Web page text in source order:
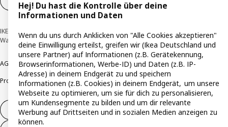
IKEA Deutschland GmbH & Co. KG - Am Wandersmann 2-4, 65719 Hofheim-
Wallau © Inter IKEA Systems B.V. 1999-2026
AGB BarrierefreiheitCookie-RichtlinieDatenschutzerklärung Impressum
ProduktrückrufeResponsible DisclosureVertrauensstelle
Vertrag widerrufen
Hej! Du hast die Kontrolle über deine
Informationen und Daten
Wenn du uns durch Anklicken von "Alle Cookies akzeptieren"
deine Einwilligung erteilst, greifen wir (Ikea Deutschland und
unsere Partner) auf Informationen (z.B. Gerätekennung,
Browserinformationen, Werbe-ID) und Daten (z.B. IP-
Adresse) in deinem Endgerät zu und speichern
Informationen (z.B. Cookies) in deinem Endgerät, um unsere
Webseite zu optimieren, um sie für dich zu personalisieren,
um Kundensegmente zu bilden und um dir relevante
Werbung auf Drittseiten und in sozialen Medien anzeigen zu
können.